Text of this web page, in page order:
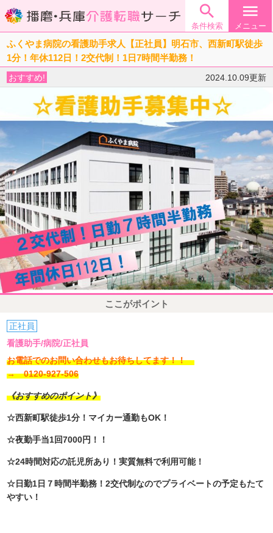

条件検索
menu
メニュー
ふくやま病院の看護助手求人【正社員】明石市、西新町駅徒歩
1分！年休112日！2交代制！1日7時間半勤務！
おすすめ! 2024.10.09更新
ここがポイント
正社員
看護助手/病院/正社員
お電話でのお問い合わせもお待ちしてます！！
→ 0120-927-506
《おすすめのポイント》
☆西新町駅徒歩1分！マイカー通勤もOK！
☆夜勤手当1回7000円！！
☆24時間対応の託児所あり！実質無料で利用可能！
☆日勤1日７時間半勤務！2交代制なのでプライベートの予定もたて
やすい！